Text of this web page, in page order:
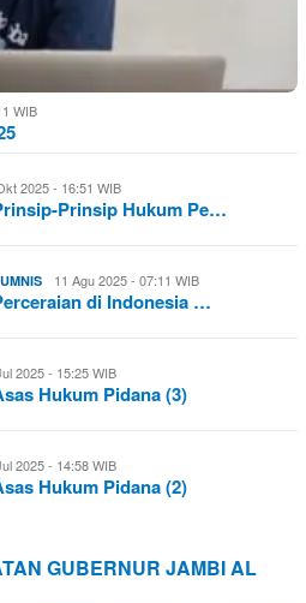
WIB
2025 - 16:51 WIB
Prinsip Hukum Pe…
11 Agu 2025 - 07:11 WIB
di Indonesia …
2025 - 15:25 WIB
Hukum Pidana (3)
2025 - 14:58 WIB
Hukum Pidana (2)
GUBERNUR JAMBI AL